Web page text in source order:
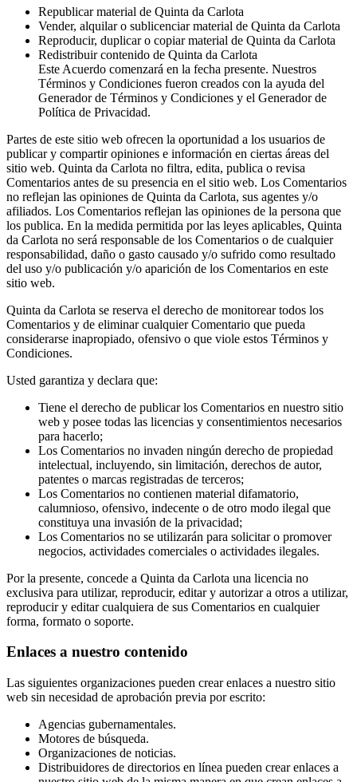
Republicar material de Quinta da Carlota
Vender, alquilar o sublicenciar material de Quinta da Carlota
Reproducir, duplicar o copiar material de Quinta da Carlota
Redistribuir contenido de Quinta da Carlota
Este Acuerdo comenzará en la fecha presente. Nuestros
Términos y Condiciones fueron creados con la ayuda del
Generador de Términos y Condiciones y el Generador de
Política de Privacidad.
Partes de este sitio web ofrecen la oportunidad a los usuarios de
publicar y compartir opiniones e información en ciertas áreas del
sitio web. Quinta da Carlota no filtra, edita, publica o revisa
Comentarios antes de su presencia en el sitio web. Los Comentarios
no reflejan las opiniones de Quinta da Carlota, sus agentes y/o
afiliados. Los Comentarios reflejan las opiniones de la persona que
los publica. En la medida permitida por las leyes aplicables, Quinta
da Carlota no será responsable de los Comentarios o de cualquier
responsabilidad, daño o gasto causado y/o sufrido como resultado
del uso y/o publicación y/o aparición de los Comentarios en este
sitio web.
Quinta da Carlota se reserva el derecho de monitorear todos los
Comentarios y de eliminar cualquier Comentario que pueda
considerarse inapropiado, ofensivo o que viole estos Términos y
Condiciones.
Usted garantiza y declara que:
Tiene el derecho de publicar los Comentarios en nuestro sitio
web y posee todas las licencias y consentimientos necesarios
para hacerlo;
Los Comentarios no invaden ningún derecho de propiedad
intelectual, incluyendo, sin limitación, derechos de autor,
patentes o marcas registradas de terceros;
Los Comentarios no contienen material difamatorio,
calumnioso, ofensivo, indecente o de otro modo ilegal que
constituya una invasión de la privacidad;
Los Comentarios no se utilizarán para solicitar o promover
negocios, actividades comerciales o actividades ilegales.
Por la presente, concede a Quinta da Carlota una licencia no
exclusiva para utilizar, reproducir, editar y autorizar a otros a utilizar,
reproducir y editar cualquiera de sus Comentarios en cualquier
forma, formato o soporte.
Enlaces a nuestro contenido
Las siguientes organizaciones pueden crear enlaces a nuestro sitio
web sin necesidad de aprobación previa por escrito:
Agencias gubernamentales.
Motores de búsqueda.
Organizaciones de noticias.
Distribuidores de directorios en línea pueden crear enlaces a